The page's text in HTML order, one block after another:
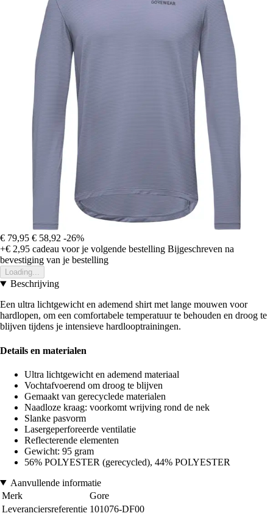
€ 79,95 € 58,92 -26%
+€ 2,95 cadeau voor je volgende bestelling Bijgeschreven na
bevestiging van je bestelling
Loading...
Beschrijving
Een ultra lichtgewicht en ademend shirt met lange mouwen voor
hardlopen, om een comfortabele temperatuur te behouden en droog te
blijven tijdens je intensieve hardlooptrainingen.
Details en materialen
Ultra lichtgewicht en ademend materiaal
Vochtafvoerend om droog te blijven
Gemaakt van gerecyclede materialen
Naadloze kraag: voorkomt wrijving rond de nek
Slanke pasvorm
Lasergeperforeerde ventilatie
Reflecterende elementen
Gewicht: 95 gram
56% POLYESTER (gerecycled), 44% POLYESTER
Aanvullende informatie
Merk
Gore
Leveranciersreferentie 101076-DF00